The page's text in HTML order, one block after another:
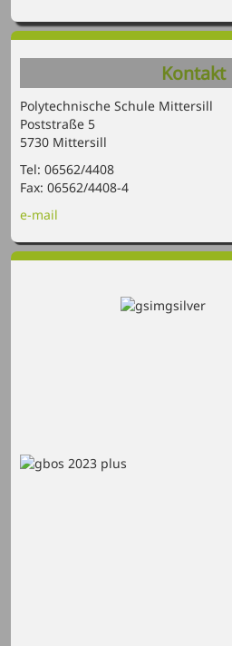
Kontakt
Polytechnische Schule Mittersill
Poststraße 5
5730 Mittersill
Tel: 06562/4408
Fax: 06562/4408-4
e-mail